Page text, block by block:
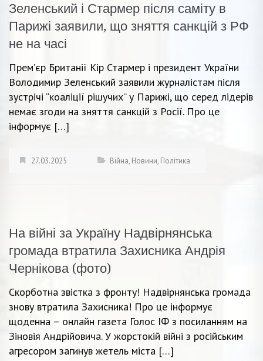
Зеленський і Стармер після саміту в
Парижі заявили, що зняття санкцій з РФ
не на часі
Прем’єр Британії Кір Стармер і президент України
Володимир Зеленський заявили журналістам після
зустрічі “коаліції рішучих” у Парижі, що серед лідерів
немає згоди на зняття санкцій з Росії. Про це
інформує […]
27.03.2025 Війна, Новини, Політика
На війні за Україну Надвірнянська
громада втратила Захисника Андрія
Чернікова (фото)
Скорботна звістка з фронту! Надвірнянська громада
знову втратила Захисника! Про це інформує
щоденна – онлайн газета Голос ІФ з посиланням на
Зіновія Андрійовича. У жорстокій війні з російським
агресором загинув жетель міста […]